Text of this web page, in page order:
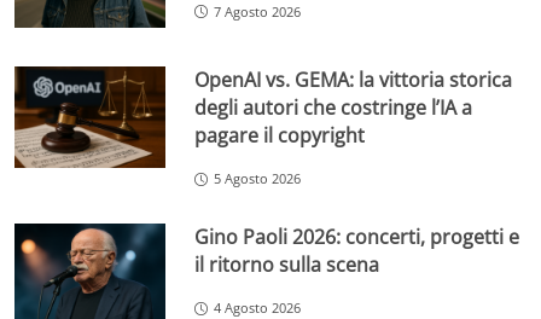
7 Agosto 2026
OpenAI vs. GEMA: la vittoria storica
degli autori che costringe l’IA a
pagare il copyright
5 Agosto 2026
Gino Paoli 2026: concerti, progetti e
il ritorno sulla scena
4 Agosto 2026